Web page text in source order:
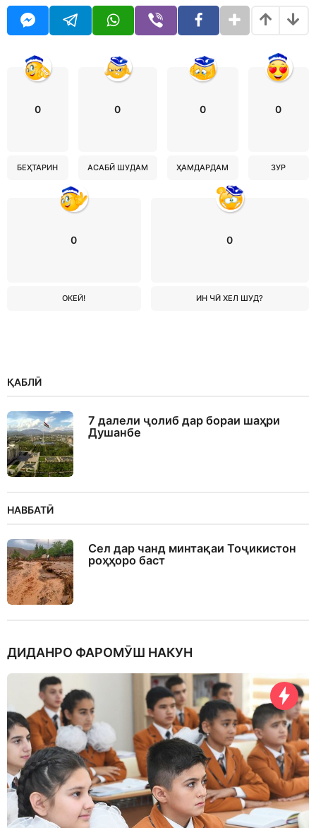
0
БЕҲТАРИН
0
АСАБӢ ШУДАМ
0
ҲАМДАРДАМ
0
ЗУР
0
ОКЕЙ!
0
ИН ЧӢ ХЕЛ ШУД?
ҚАБЛӢ
7 далели ҷолиб дар бораи шаҳри
Душанбе
НАВБАТӢ
Сел дар чанд минтақаи Тоҷикистон
роҳҳоро баст
ДИДАНРО ФАРОМӮШ НАКУН